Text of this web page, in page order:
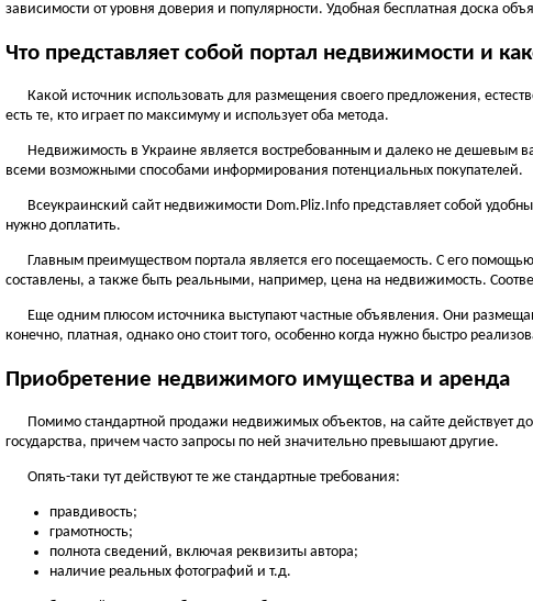
зависимости от уровня доверия и популярности. Удобная бесплатная доска
Что представляет собой портал недвижимости и
Какой источник использовать для размещения своего предложения,
есть те, кто играет по максимуму и использует оба метода.
Недвижимость в Украине является востребованным и далеко не дешевым
всеми возможными способами информирования потенциальных покупателей.
Всеукраинский сайт недвижимости Dom.Pliz.Info представляет собой
нужно доплатить.
Главным преимуществом портала является его посещаемость. С его
составлены, а также быть реальными, например, цена на недвижимость.
Еще одним плюсом источника выступают частные объявления. Они
конечно, платная, однако оно стоит того, особенно когда нужно быстро
Приобретение недвижимого имущества и аренда
Помимо стандартной продажи недвижимых объектов, на сайте действует
государства, причем часто запросы по ней значительно превышают другие.
Опять-таки тут действуют те же стандартные требования:
правдивость;
грамотность;
полнота сведений, включая реквизиты автора;
наличие реальных фотографий и т.д.